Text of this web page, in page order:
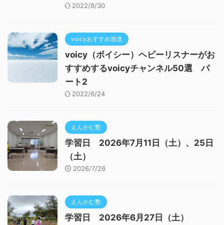
2022/8/30
voicyおすすめ放送
voicy（ボイシー）ヘビーリスナーがお
すすめするvoicyチャンネル50選 パ
ート2
2022/6/24
えんかむ塾
学習日 2026年7月11日（土）、25日
（土）
2026/7/26
えんかむ塾
学習日 2026年6月27日（土）